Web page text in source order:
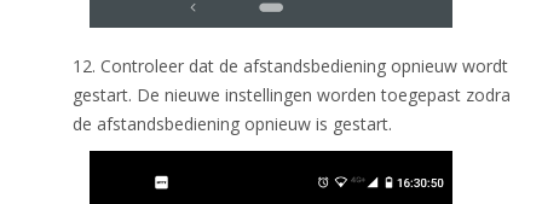
12. Controleer dat de afstandsbediening opnieuw wordt
gestart. De nieuwe instellingen worden toegepast zodra
de afstandsbediening opnieuw is gestart.